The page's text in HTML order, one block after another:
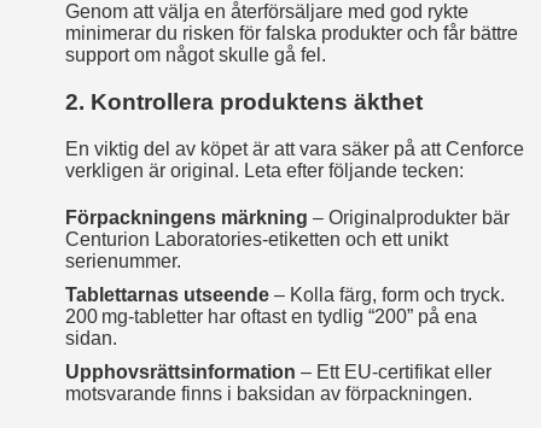
Genom att välja en återförsäljare med god rykte
minimerar du risken för falska produkter och får bättre
support om något skulle gå fel.
2. Kontrollera produktens äkthet
En viktig del av köpet är att vara säker på att Cenforce
verkligen är original. Leta efter följande tecken:
Förpackningens märkning – Originalprodukter bär
Centurion Laboratories-etiketten och ett unikt
serienummer.
Tablettarnas utseende– Kolla färg, form och tryck.
200 mg-tabletter har oftast en tydlig “200” på ena
sidan.
Upphovsrättsinformation – Ett EU‑certifikat eller
motsvarande finns i baksidan av förpackningen.